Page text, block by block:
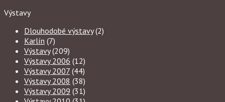
Výstavy
Dlouhodobé výstavy(2)
Karlín (7)
Výstavy(209)
Výstavy 2006 (12)
Výstavy 2007 (44)
Výstavy 2008 (38)
Výstavy 2009 (31)